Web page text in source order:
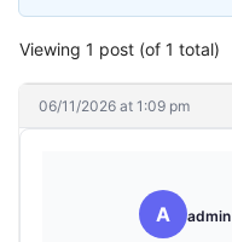
Viewing 1 post (of 1 total)
06/11/2026 at 1:09 pm
A admin